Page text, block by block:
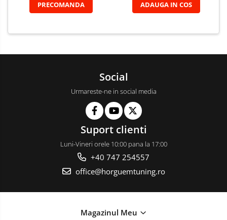
PRECOMANDA ADAUGA IN COS
Social
Urmareste-ne in social media
Suport clienti
Luni-Vineri orele 10:00 pana la 17:00
+40 747 254557
office@horguemtuning.ro
Magazinul Meu